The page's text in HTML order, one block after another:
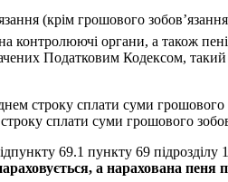
(крім грошового
органи, а також
Податковим Кодексом, такий
строку сплати суми грошового
сплати суми грошового
69.1 пункту 69
а нарахована пеня